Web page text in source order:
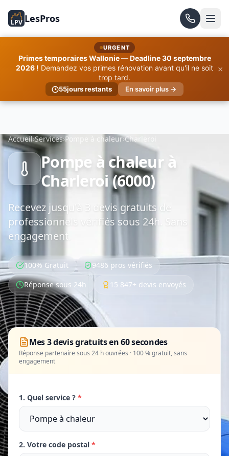
LPV LesPros
URGENT
Primes temporaires Wallonie — Deadline 30 septembre
2026 ! Demandez vos primes rénovation avant qu'il ne soit
trop tard.
55jours restants En savoir plus →
×
Accueil›Services›Pompe à chaleur›Charleroi
Pompe à chaleur à
Charleroi (6000)
Recevez jusqu'à 3 devis gratuits de
professionnels vérifiés sous 24h. Sans
engagement.
100% Gratuit
9486 pros vérifiés
Réponse sous 24h
15 847+ devis envoyés
Mes 3 devis gratuits en 60 secondes
Réponse partenaire sous 24 h ouvrées · 100 % gratuit, sans
engagement
1. Quel service ? *
2. Votre code postal *